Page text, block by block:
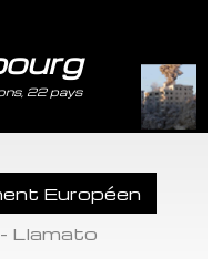
22 pays
Européen
Llamato